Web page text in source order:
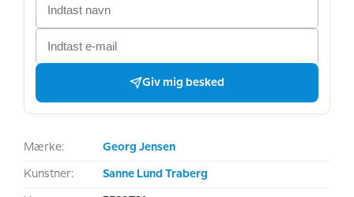
Giv mig besked
Mærke: Georg Jensen
Kunstner: Sanne Lund Traberg